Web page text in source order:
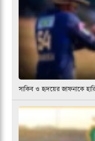
সাকিব ও হৃদয়ের জাফনাকে